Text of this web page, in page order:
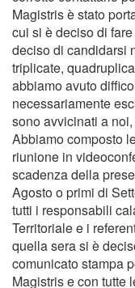
Magistris è stato
cui si è deciso di
deciso di candidarsi
triplicate,
abbiamo avuto
necessariamente
sono avvicinati a
Abbiamo composto
riunione in
scadenza della
Agosto o primi di
tutti i responsabili
Territoriale e i
quella sera si è
comunicato stampa
Magistris e con tutte